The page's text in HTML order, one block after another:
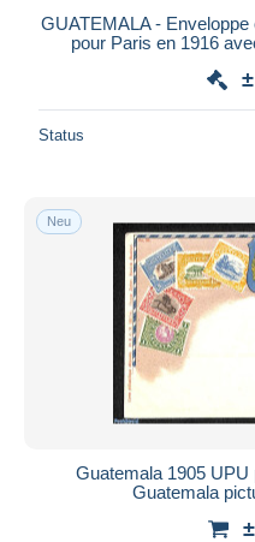
GUATEMALA -
pour Paris en 1916
Status
Neu
Guatemala 1905
Guatemala